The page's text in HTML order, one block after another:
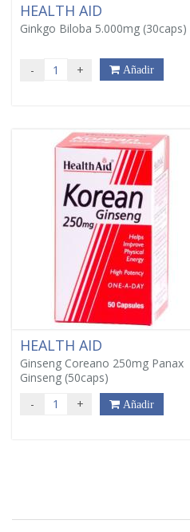
HEALTH AID
Ginkgo Biloba 5.000mg (30caps)
- + Añadir
HEALTH AID
Ginseng Coreano 250mg Panax
Ginseng (50caps)
- + Añadir